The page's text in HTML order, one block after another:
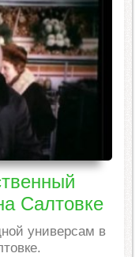
Салтовке
универсам в